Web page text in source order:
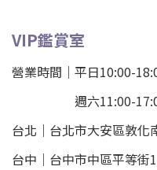
VIP鑑賞室
營業時間｜平日10:00-
週六11:00-17:00(
台北 ｜ 台北市大安區敦化
台中｜ 台中市中區平等街